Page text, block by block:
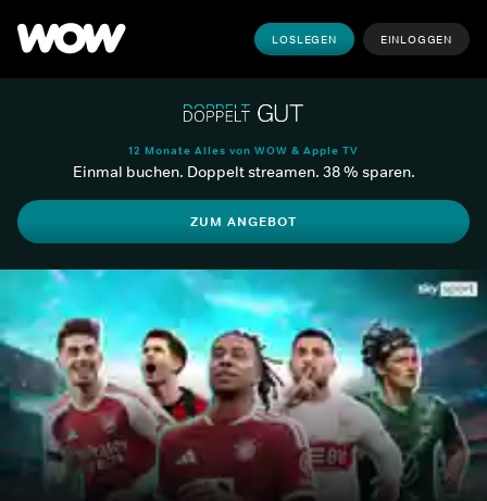
LOSLEGEN EINLOGGEN
12 Monate Alles von WOW & Apple TV
Einmal buchen. Doppelt streamen. 38 % sparen.
ZUM ANGEBOT